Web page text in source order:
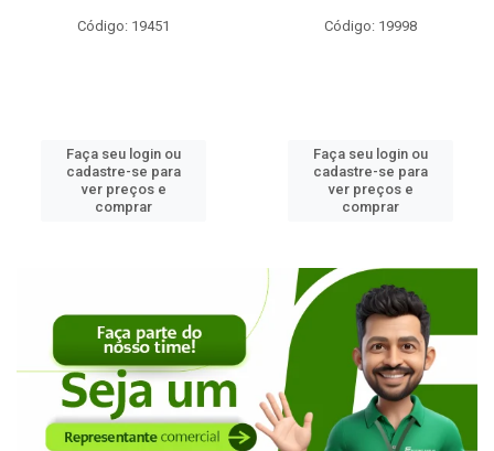
Código: 19451
Faça seu login ou
cadastre-se para
ver preços e
comprar
Código: 19998
Faça seu login ou
cadastre-se para
ver preços e
comprar